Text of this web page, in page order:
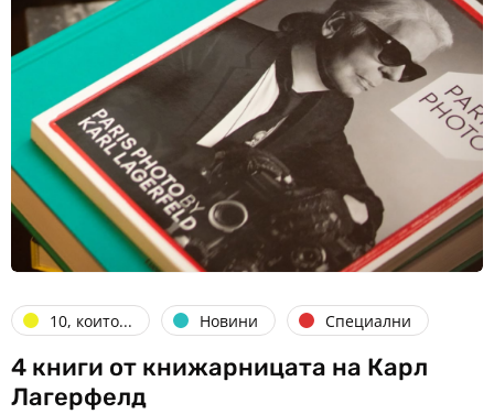
10, които... Новини Специални
4 книги от книжарницата на Карл
Лагерфелд